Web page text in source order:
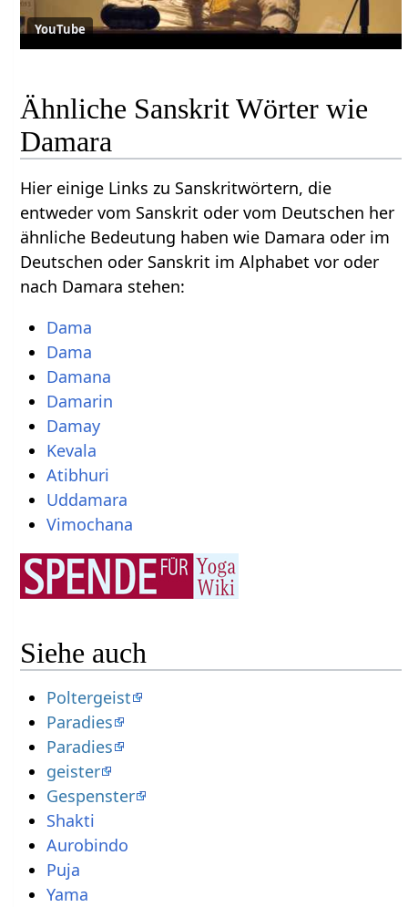
YouTube
Ähnliche Sanskrit Wörter wie
Damara
Hier einige Links zu Sanskritwörtern, die
entweder vom Sanskrit oder vom Deutschen her
ähnliche Bedeutung haben wie Damara oder im
Deutschen oder Sanskrit im Alphabet vor oder
nach Damara stehen:
Dama
Dama
Damana
Damarin
Damay
Kevala
Atibhuri
Uddamara
Vimochana
Siehe auch
Poltergeist
Paradies
Paradies
geister
Gespenster
Shakti
Aurobindo
Puja
Yama